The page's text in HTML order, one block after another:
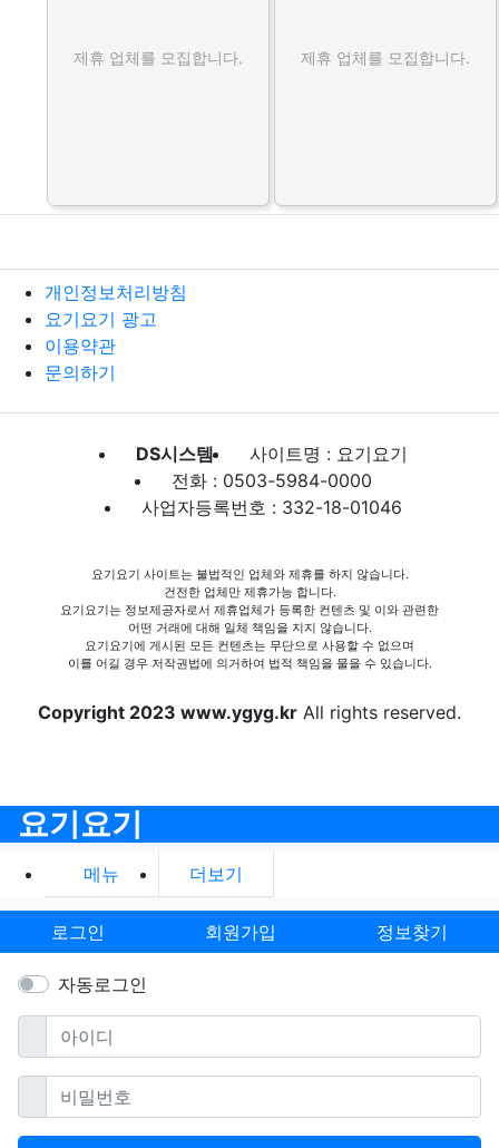
제휴 업체를 모집합니다. 제휴 업체를 모집합니다.
개인정보처리방침
요기요기 광고
이용약관
문의하기
DS시스템
사이트명 : 요기요기
전화 : 0503-5984-0000
사업자등록번호 : 332-18-01046
요기요기 사이트는 불법적인 업체와 제휴를 하지 않습니다.
건전한 업체만 제휴가능 합니다.
요기요기는 정보제공자로서 제휴업체가 등록한 컨텐츠 및 이와 관련한
어떤 거래에 대해 일체 책임을 지지 않습니다.
요기요기에 게시된 모든 컨텐츠는 무단으로 사용할 수 없으며
이를 어길 경우 저작권법에 의거하여 법적 책임을 물을 수 있습니다.
Copyright 2023 www.ygyg.kr All rights reserved.
요기요기
메뉴 더보기
로그인 회원가입 정보찾기
자동로그인
아이디필수
비밀번호필수